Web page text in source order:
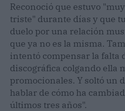
Reconoció que estuvo
triste" durante días y que
duelo por una relación
que ya no es la misma.
intentó compensar la falta
discográfica colgando ella
promocionales. Y soltó un
hablar de cómo ha
últimos tres años".